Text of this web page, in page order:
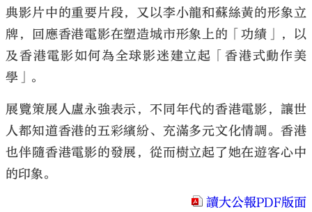
典影片中的重要片段，又以李小龍和蘇絲黃的形象立
牌，回應香港電影在塑造城市形象上的「功績」，以
及香港電影如何為全球影迷建立起「香港式動作美
學」。
展覽策展人盧永強表示，不同年代的香港電影，讓世
人都知道香港的五彩繽紛、充滿多元文化情調。香港
也伴隨香港電影的發展，從而樹立起了她在遊客心中
的印象。
讀大公報PDF版面